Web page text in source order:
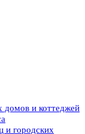
домов и коттеджей
и городских